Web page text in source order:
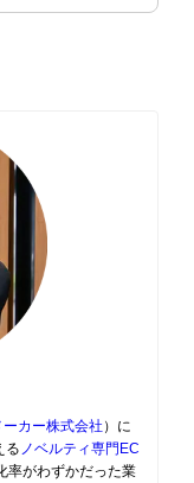
カー株式会社 ）に
る ノベルティ専門EC
率がわずかだった業